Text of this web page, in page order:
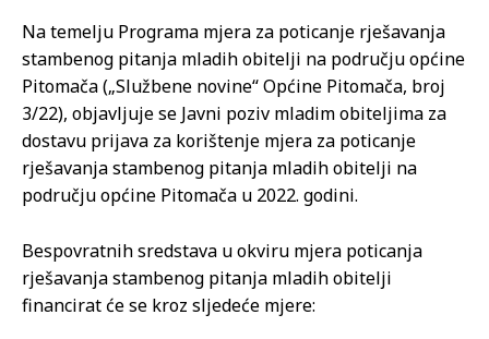
Na temelju Programa mjera za poticanje rješavanja
stambenog pitanja mladih obitelji na području općine
Pitomača („Službene novine“ Općine Pitomača, broj
3/22), objavljuje se Javni poziv mladim obiteljima za
dostavu prijava za korištenje mjera za poticanje
rješavanja stambenog pitanja mladih obitelji na
području općine Pitomača u 2022. godini.
Bespovratnih sredstava u okviru mjera poticanja
rješavanja stambenog pitanja mladih obitelji
financirat će se kroz sljedeće mjere: